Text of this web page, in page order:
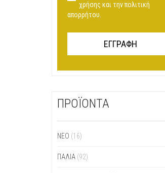
χρήσης και την πολιτική
απορρήτου.
ΠΡΟΪΟΝΤΑ
ΝΕΟ (16)
ΠΑΛΙΆ (92)